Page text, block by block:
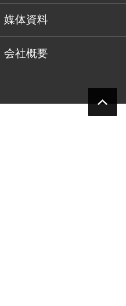
媒体資料
会社概要